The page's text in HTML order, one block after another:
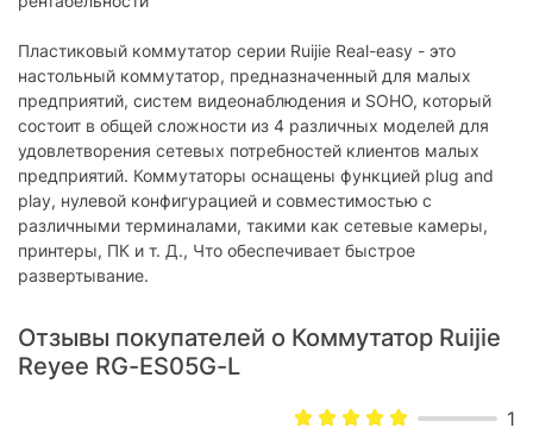
Пластиковый коммутатор серии Ruijie Real-easy - это
настольный коммутатор, предназначенный для малых
предприятий, систем видеонаблюдения и SOHO, который
состоит в общей сложности из 4 различных моделей для
удовлетворения сетевых потребностей клиентов малых
предприятий. Коммутаторы оснащены функцией plug and
play, нулевой конфигурацией и совместимостью с
различными терминалами, такими как сетевые камеры,
принтеры, ПК и т. Д., Что обеспечивает быстрое
развертывание.
Отзывы покупателей о Коммутатор Ruijie
Reyee RG-ES05G-L
1